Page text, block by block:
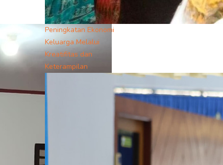
Peningkatan Ekonomi
Keluarga Melalui
Kreatifitas dan
Keterampilan